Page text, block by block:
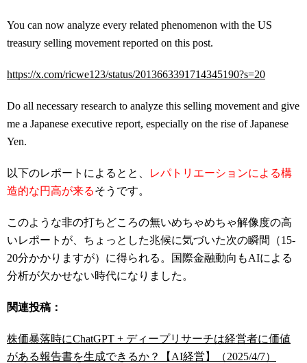
You can now analyze every related phenomenon with the US
treasury selling movement reported on this post.
https://x.com/ricwe123/status/2013663391714345190?s=20
Do all necessary research to analyze this selling movement and give
me a Japanese executive report, especially on the rise of Japanese
Yen.
以下のレポートによるとと、
レパトリエーションによる構
造的な円高が来るそうです。
このような非の打ちどころの無いめちゃめちゃ解像度の高
いレポートが、ちょっとした兆候に気づいた次の瞬間（15-
20分かかりますが）に得られる。国際金融動向もAIによる
分析が欠かせない時代になりました。
関連投稿：
株価暴落時にChatGPT + ディープリサーチは経営者に価値
がある報告書を生成できるか？【AI経営】（2025/4/7）